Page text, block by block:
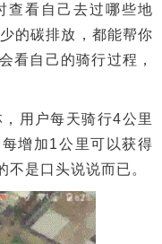
查看自己去过哪些地
的碳排放，都能帮你
看自己的骑行过程，
用户每天骑行4公里
增加1公里可以获得
是口头说说而已。